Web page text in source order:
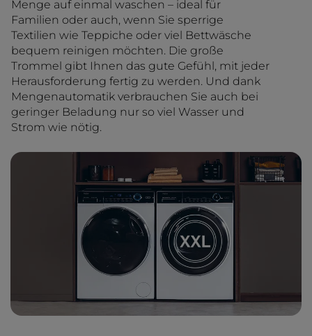
Menge auf einmal waschen – ideal für
Familien oder auch, wenn Sie sperrige
Textilien wie Teppiche oder viel Bettwäsche
bequem reinigen möchten. Die große
Trommel gibt Ihnen das gute Gefühl, mit jeder
Herausforderung fertig zu werden. Und dank
Mengenautomatik verbrauchen Sie auch bei
geringer Beladung nur so viel Wasser und
Strom wie nötig.